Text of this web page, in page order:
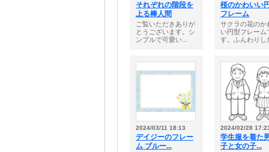
それぞれの階段を
上る棒人間
ご覧いただきありが
とうございます。シ
ンプルで可愛い...
桜のかわいい
フレーム
サクラの花のか
い円型フレーム
す。ふんわりし
2024/03/11 18:13
デイジーのフレー
ム ブルー...
2024/02/28
学生服を着た
子と女の子...